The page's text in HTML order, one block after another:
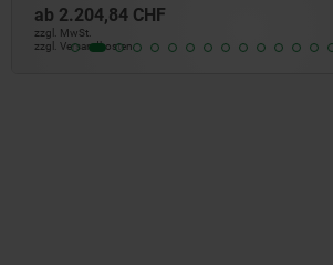
DETAILS
zzgl. Versandkosten